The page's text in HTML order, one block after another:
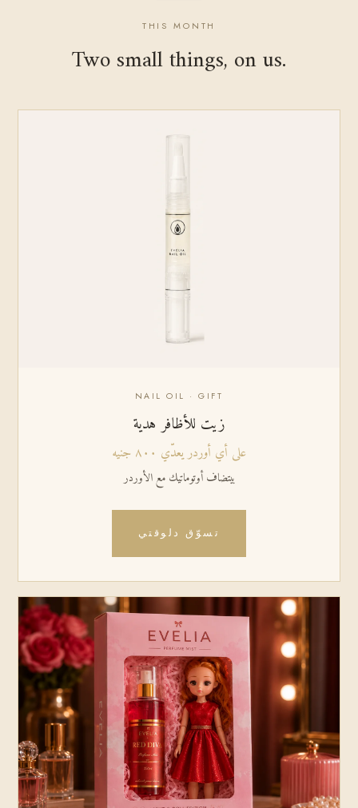
THIS MONTH
Two small things, on us.
NAIL OIL · GIFT
زيت للأظافر هدية
على أي أوردر يعدّي ٨٠٠ جنيه
بيتضاف أوتوماتيك مع الأوردر
تسوّق دلوقتي